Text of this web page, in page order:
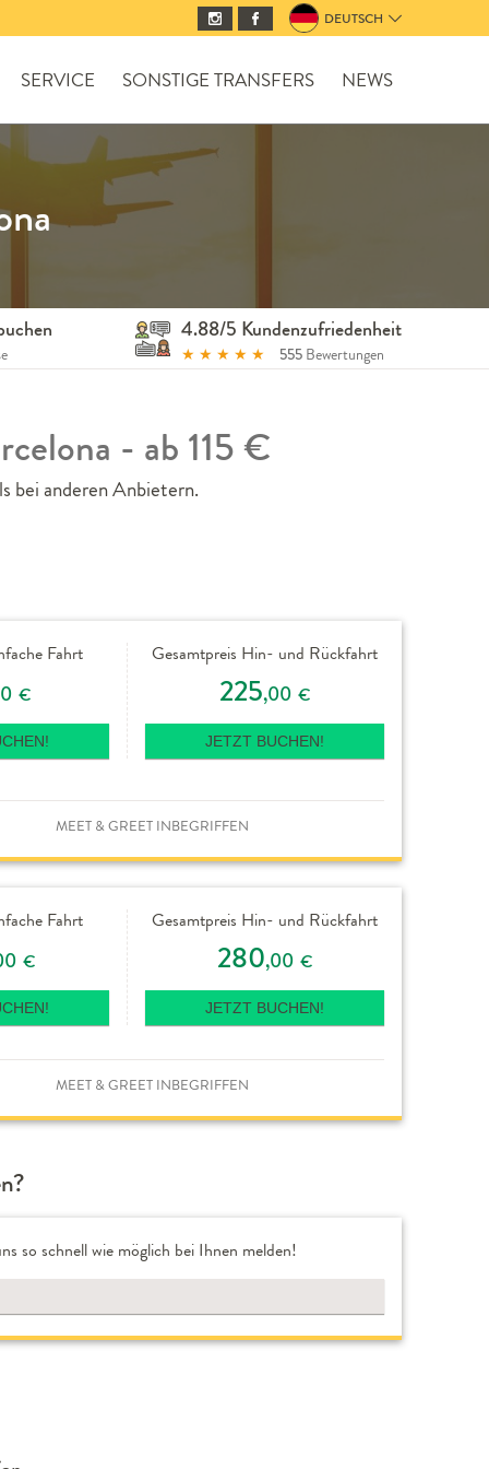
DEUTSCH
SERVICE SONSTIGE TRANSFERS NEWS
4.88/5 Kundenzufriedenheit
★ ★ ★ ★ ★ 555 Bewertungen
- ab 115 €
bei anderen Anbietern.
Fahrt
€
Gesamtpreis Hin- und Rückfahrt
225,00 €
JETZT BUCHEN!
MEET & GREET INBEGRIFFEN
Fahrt
€
Gesamtpreis Hin- und Rückfahrt
280,00 €
JETZT BUCHEN!
MEET & GREET INBEGRIFFEN
so schnell wie möglich bei Ihnen melden!